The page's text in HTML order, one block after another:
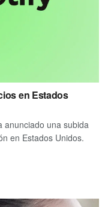
en Estados
anunciado una subida
en Estados Unidos.